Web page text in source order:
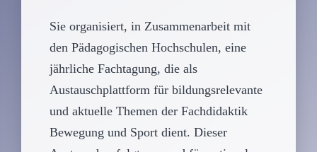
Sie organisiert, in Zusammenarbeit mit
den Pädagogischen Hochschulen, eine
jährliche Fachtagung, die als
Austauschplattform für bildungsrelevante
und aktuelle Themen der Fachdidaktik
Bewegung und Sport dient. Dieser